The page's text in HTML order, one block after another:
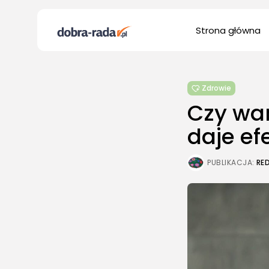
Strona główna
Search
for:
Zdrowie
Czy
daje
PUBLIKACJA: